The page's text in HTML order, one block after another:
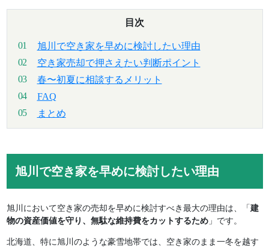
目次
旭川で空き家を早めに検討したい理由
空き家売却で押さえたい判断ポイント
春〜初夏に相談するメリット
FAQ
まとめ
旭川で空き家を早めに検討したい理由
旭川において空き家の売却を早めに検討すべき最大の理由は、「建
物の資産価値を守り、無駄な維持費をカットするため」です。
北海道、特に旭川のような豪雪地帯では、空き家のまま一冬を越す